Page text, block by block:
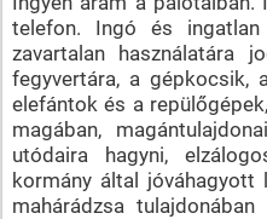
telefon. Ingó és ingatlan
zavartalan használatára
fegyvertára, a gépkocsik,
elefántok és a
magában,
utódaira hagyni,
kormány által
mahárádzsa